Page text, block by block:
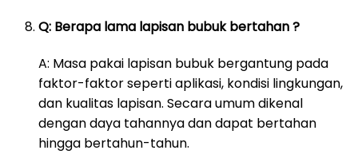
Q: Berapa lama lapisan bubuk bertahan ?
A: Masa pakai lapisan bubuk bergantung pada
faktor-faktor seperti aplikasi, kondisi lingkungan,
dan kualitas lapisan. Secara umum dikenal
dengan daya tahannya dan dapat bertahan
hingga bertahun-tahun.